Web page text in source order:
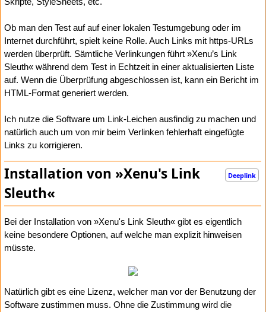
Ob man den Test auf auf einer lokalen Testumgebung oder im
Internet durchführt, spielt keine Rolle. Auch Links mit https-URLs
werden überprüft. Sämtliche Verlinkungen führt »Xenu’s Link
Sleuth« während dem Test in Echtzeit in einer aktualisierten Liste
auf. Wenn die Überprüfung abgeschlossen ist, kann ein Bericht im
HTML-Format generiert werden.
Ich nutze die Software um Link-Leichen ausfindig zu machen und
natürlich auch um von mir beim Verlinken fehlerhaft eingefügte
Links zu korrigieren.
Deeplink
Installation von »Xenu's Link
Sleuth«
Bei der Installation von »Xenu's Link Sleuth« gibt es eigentlich
keine besondere Optionen, auf welche man explizit hinweisen
müsste.
Natürlich gibt es eine Lizenz, welcher man vor der Benutzung der
Software zustimmen muss. Ohne die Zustimmung wird die